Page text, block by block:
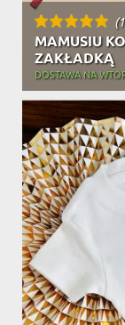
MAMUSIU
ZAKŁADKĄ
DOSTAWA NA